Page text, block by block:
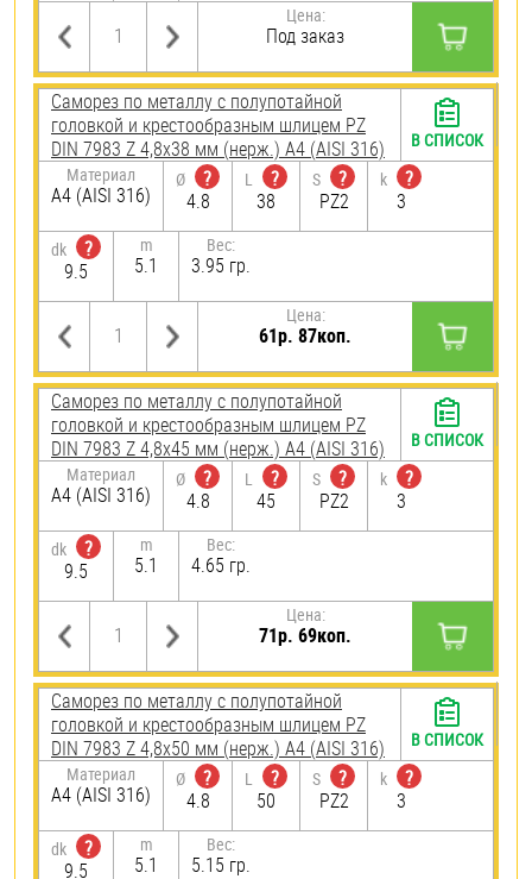
Цена:
Под заказ
Саморез по металлу с полупотайной
головкой и крестообразным шлицем PZ
DIN 7983 Z 4,8х38 мм (нерж.) A4 (AISI 316)
Материал
A4 (AISI 316)
Ø
?
4.8
L
?
38
S
?
PZ2
k
?
3
dk
?
9.5
m
5.1
Вес:
3.95 гр.
Цена:
61р. 87коп.
В СПИСОК
Саморез по металлу с полупотайной
головкой и крестообразным шлицем PZ
DIN 7983 Z 4,8х45 мм (нерж.) A4 (AISI 316)
Материал
A4 (AISI 316)
Ø
?
4.8
L
?
45
S
?
PZ2
k
?
3
dk
?
9.5
m
5.1
Вес:
4.65 гр.
Цена:
71р. 69коп.
В СПИСОК
Саморез по металлу с полупотайной
головкой и крестообразным шлицем PZ
DIN 7983 Z 4,8х50 мм (нерж.) A4 (AISI 316)
Материал
A4 (AISI 316)
Ø
?
4.8
L
?
50
S
?
PZ2
k
?
3
dk
?
9.5
m
5.1
Вес:
5.15 гр.
В СПИСОК